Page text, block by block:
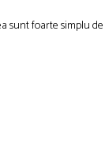
sunt foarte simplu